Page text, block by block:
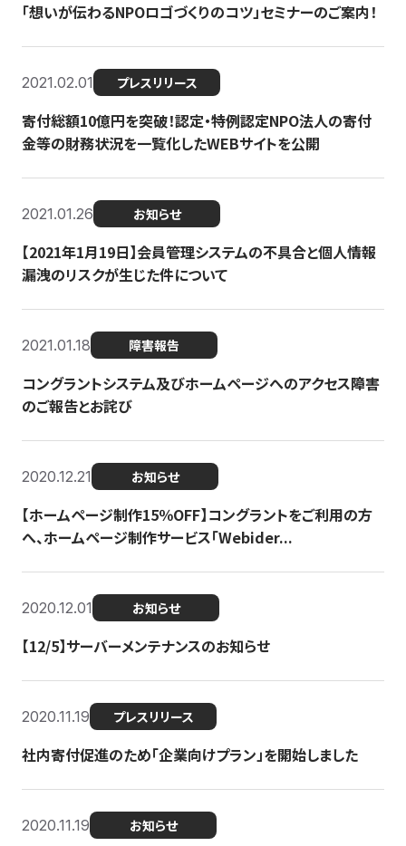
「想いが伝わるNPOロゴづくりのコツ」セミナーのご案内！
2021.02.01 プレスリリース
寄付総額10億円を突破！認定・特例認定NPO法人の寄付
金等の財務状況を一覧化したWEBサイトを公開
2021.01.26 お知らせ
【2021年1月19日】会員管理システムの不具合と個人情報
漏洩のリスクが生じた件について
2021.01.18 障害報告
コングラントシステム及びホームページへのアクセス障害
のご報告とお詫び
2020.12.21 お知らせ
【ホームページ制作15％OFF】コングラントをご利用の方
へ、ホームページ制作サービス「Webider...
2020.12.01 お知らせ
【12/5】サーバーメンテナンスのお知らせ
2020.11.19 プレスリリース
社内寄付促進のため「企業向けプラン」を開始しました
2020.11.19 お知らせ